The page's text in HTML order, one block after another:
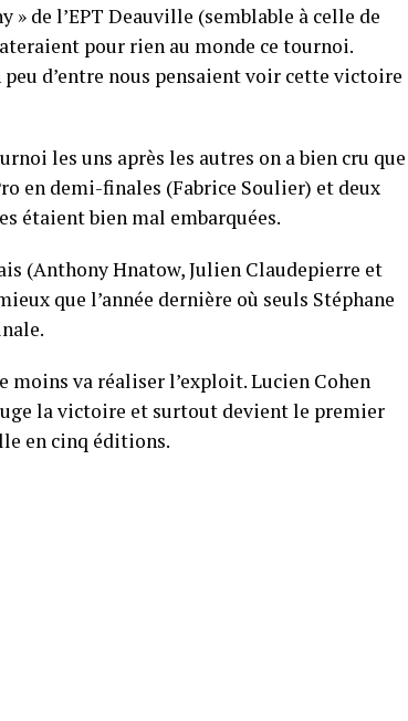
de l’EPT Deauville (semblable à celle de
pour rien au monde ce tournoi.
d’entre nous pensaient voir cette victoire
les uns après les autres on a bien cru que
en demi-finales (Fabrice Soulier) et deux
étaient bien mal embarquées.
(Anthony Hnatow, Julien Claudepierre et
que l’année dernière où seuls Stéphane
va réaliser l’exploit. Lucien Cohen
la victoire et surtout devient le premier
en cinq éditions.